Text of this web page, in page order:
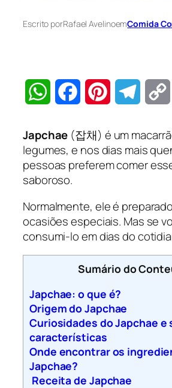
Escrito porRafael AvelinoemComida
Link
Japchae (잡채) é um
legumes, e nos dias mais
pessoas preferem comer
saboroso.
Normalmente, ele é
ocasiões especiais. Mas se
consumi-lo em dias do
Sumário do
Japchae: o que é?
Origem do Japchae
Curiosidades do Japchae e
características
Onde encontrar os
Japchae?
Receita de Japchae